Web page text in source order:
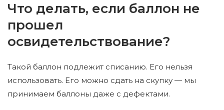
Что делать, если баллон не
прошел
освидетельствование?
Такой баллон подлежит списанию. Его нельзя
использовать. Его можно сдать на скупку — мы
принимаем баллоны даже с дефектами.